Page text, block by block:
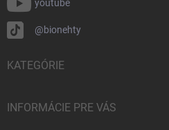
youtube
@bionehty
KATEGÓRIE
INFORMÁCIE PRE VÁS